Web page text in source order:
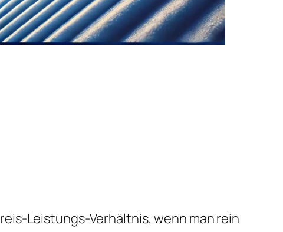
Leistungs-Verhältnis, wenn man rein